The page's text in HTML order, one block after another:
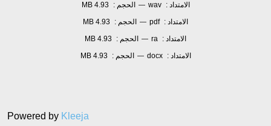
Powered by Kleeja
الامتداد :
wav
— الحجم :
4.93 MB
الامتداد : pdf
— الحجم :
4.93 MB
الامتداد : ra
— الحجم :
4.93 MB
الامتداد :
docx
— الحجم : 4.93 MB